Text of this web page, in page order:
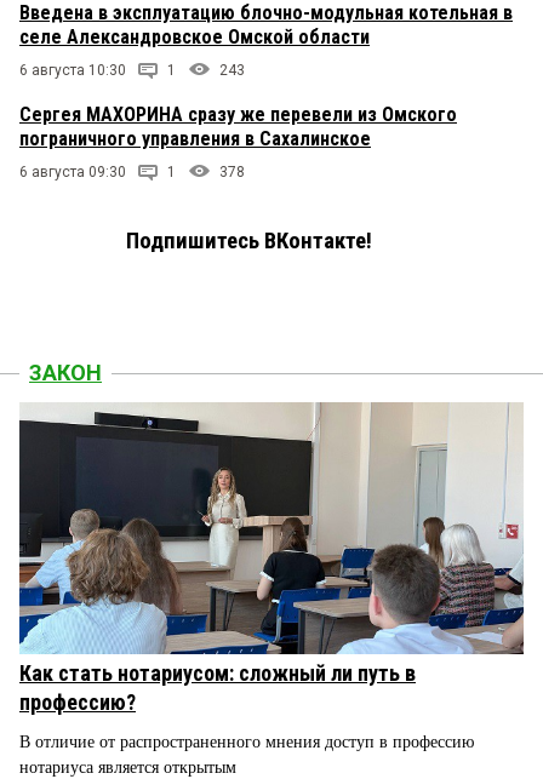
Введена в эксплуатацию блочно-модульная котельная в
селе Александровское Омской области
6 августа 10:30 1 243
Сергея МАХОРИНА сразу же перевели из Омского
пограничного управления в Сахалинское
6 августа 09:30 1 378
Подпишитесь ВКонтакте!
ЗАКОН
Как стать нотариусом: сложный ли путь в
профессию?
В отличие от распространенного мнения доступ в профессию
нотариуса является открытым